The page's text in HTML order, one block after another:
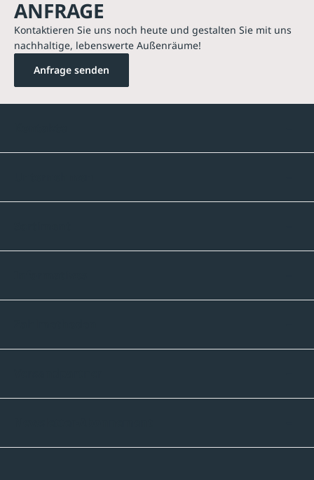
ANFRAGE
Kontaktieren Sie uns noch heute und gestalten Sie mit uns
nachhaltige, lebenswerte Außenräume!
Anfrage senden